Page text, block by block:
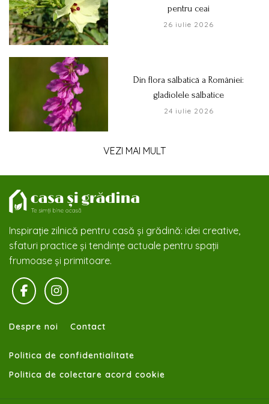
pentru ceai
26 iulie 2026
Din flora sălbatică a României:
gladiolele sălbatice
24 iulie 2026
VEZI MAI MULT
Inspirație zilnică pentru casă și grădină: idei creative,
sfaturi practice și tendințe actuale pentru spații
frumoase și primitoare.
Despre noi Contact
Politica de confidentialitate
Politica de colectare acord cookie